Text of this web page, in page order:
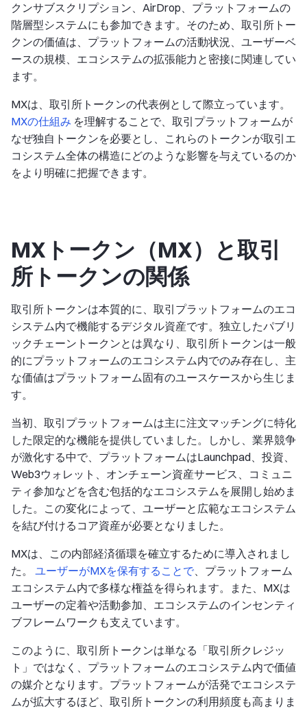
クンサブスクリプション、AirDrop、プラットフォームの
階層型システムにも参加できます。そのため、取引所トー
クンの価値は、プラットフォームの活動状況、ユーザーベ
ースの規模、エコシステムの拡張能力と密接に関連してい
ます。
MXは、取引所トークンの代表例として際立っています。
MXの仕組み を理解することで、取引プラットフォームが
なぜ独自トークンを必要とし、これらのトークンが取引エ
コシステム全体の構造にどのような影響を与えているのか
をより明確に把握できます。
MXトークン（MX）と取引
所トークンの関係
取引所トークンは本質的に、取引プラットフォームのエコ
システム内で機能するデジタル資産です。独立したパブリ
ックチェーントークンとは異なり、取引所トークンは一般
的にプラットフォームのエコシステム内でのみ存在し、主
な価値はプラットフォーム固有のユースケースから生じま
す。
当初、取引プラットフォームは主に注文マッチングに特化
した限定的な機能を提供していました。しかし、業界競争
が激化する中で、プラットフォームはLaunchpad、投資、
Web3ウォレット、オンチェーン資産サービス、コミュニ
ティ参加などを含む包括的なエコシステムを展開し始めま
した。この変化によって、ユーザーと広範なエコシステム
を結び付けるコア資産が必要となりました。
MXは、この内部経済循環を確立するために導入されまし
た。 ユーザーがMXを保有することで、プラットフォーム
エコシステム内で多様な権益を得られます。また、MXは
ユーザーの定着や活動参加、エコシステムのインセンティ
ブフレームワークも支えています。
このように、取引所トークンは単なる「取引所クレジッ
ト」ではなく、プラットフォームのエコシステム内で価値
の媒介となります。プラットフォームが活発でエコシステ
ムが拡大するほど、取引所トークンの利用頻度も高まりま